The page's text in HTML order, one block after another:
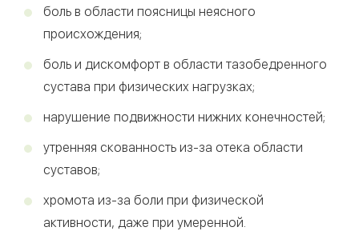
боль в области поясницы неясного
происхождения;
боль и дискомфорт в области тазобедренного
сустава при физических нагрузках;
нарушение подвижности нижних конечностей;
утренняя скованность из-за отека области
суставов;
хромота из-за боли при физической
активности, даже при умеренной.